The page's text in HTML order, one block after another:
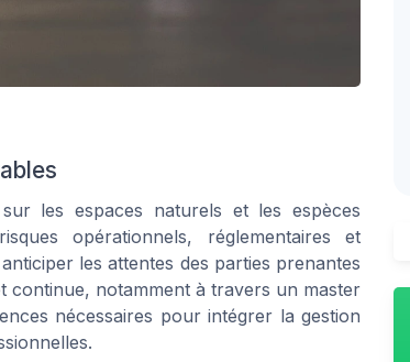
les espaces naturels et les espèces
opérationnels, réglementaires et
les attentes des parties prenantes
continue, notamment à travers un master
nécessaires pour intégrer la gestion